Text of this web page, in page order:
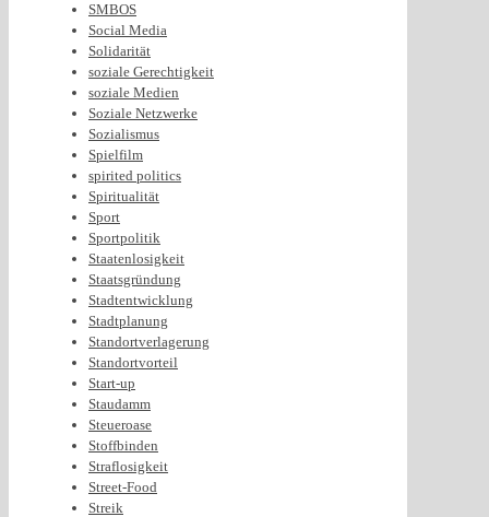
SMBOS
Social Media
Solidarität
soziale Gerechtigkeit
soziale Medien
Soziale Netzwerke
Sozialismus
Spielfilm
spirited politics
Spiritualität
Sport
Sportpolitik
Staatenlosigkeit
Staatsgründung
Stadtentwicklung
Stadtplanung
Standortverlagerung
Standortvorteil
Start-up
Staudamm
Steueroase
Stoffbinden
Straflosigkeit
Street-Food
Streik